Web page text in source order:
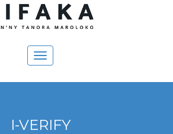
Toggle
navigation
I-VERIFY